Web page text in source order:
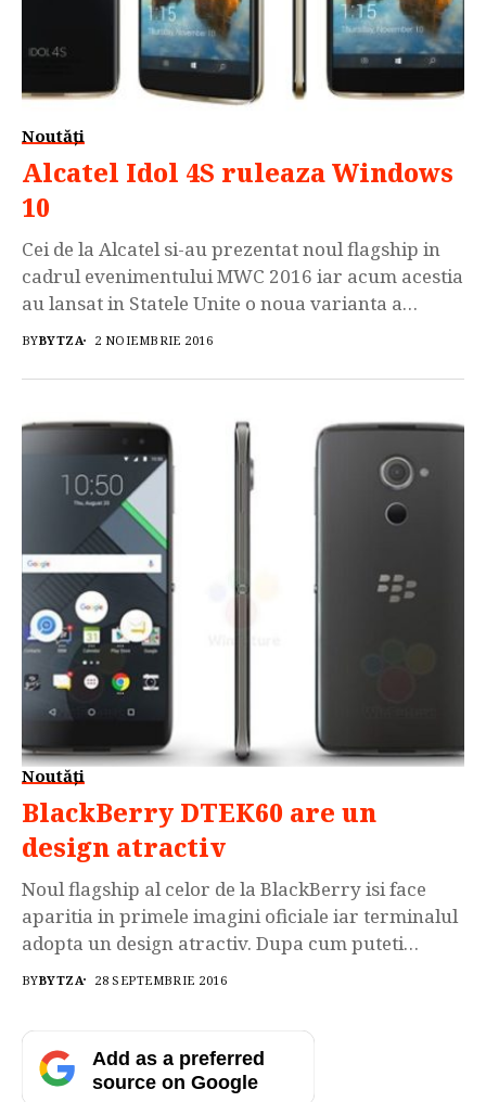
Noutăți
Alcatel Idol 4S ruleaza Windows
10
Cei de la Alcatel si-au prezentat noul flagship in
cadrul evenimentului MWC 2016 iar acum acestia
au lansat in Statele Unite o noua varianta a
acestui terminal. Noul Alcatel Idol 4S este similar
doar ca noul terminal ruleaza sistemul de
dispune de procesorul quad-core […]
BYBYTZA 2 NOIEMBRIE 2016
Noutăți
BlackBerry DTEK60 are un
design atractiv
Noul flagship al celor de la BlackBerry isi face
aparitia in primele imagini oficiale iar terminalul
adopta un design atractiv. Dupa cum puteti
vedea BlackBerry DTEK60 seamana „izbitor” de
este vorba despre o „simpla coincidenta” :)).
BlackBerry DTEK60 dispune de procesorul quad-
core Qualcomm Snapdragon 820, GPU Adreno
BYBYTZA 28 SEPTEMBRIE 2016
Add as a preferred
source on Google